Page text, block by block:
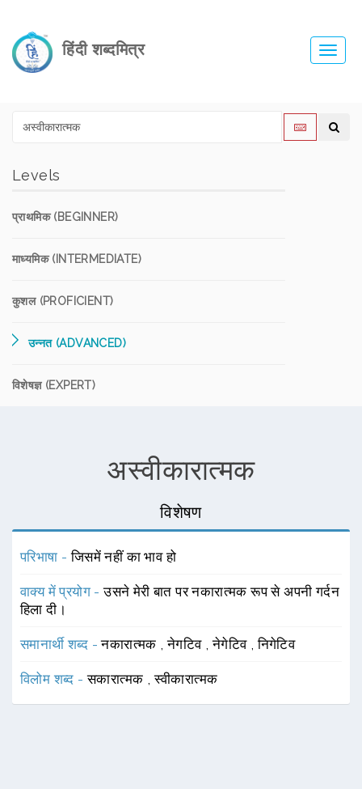
हिंदी शब्दमित्र
Levels
प्राथमिक (BEGINNER)
माध्यमिक (INTERMEDIATE)
कुशल (PROFICIENT)
उन्नत (ADVANCED)
विशेषज्ञ (EXPERT)
अस्वीकारात्मक
विशेषण
परिभाषा -जिसमें नहीं का भाव हो
वाक्य में प्रयोग -उसने मेरी बात पर नकारात्मक रूप से अपनी गर्दन
हिला दी।
समानार्थी शब्द -नकारात्मक ,नेगटिव ,नेगेटिव ,निगेटिव
विलोम शब्द -सकारात्मक ,स्वीकारात्मक